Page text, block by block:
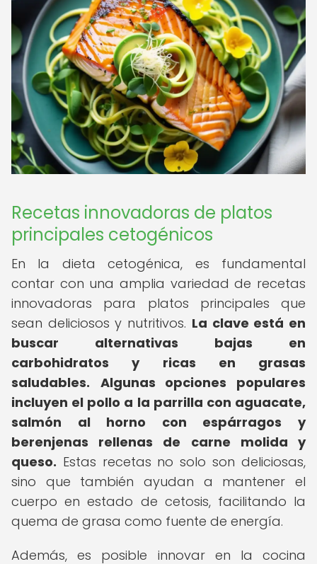
Recetas innovadoras de platos
principales cetogénicos
En la dieta cetogénica, es fundamental
contar con una amplia variedad de recetas
innovadoras para platos principales que
sean deliciosos y nutritivos. La clave está en
buscar alternativas bajas en
carbohidratos y ricas en grasas
saludables.
Algunas opciones populares
incluyen el pollo a la parrilla con aguacate,
salmón al horno con espárragos y
berenjenas rellenas de carne molida y
queso. Estas recetas no solo son deliciosas,
sino que también ayudan a mantener el
cuerpo en estado de cetosis, facilitando la
quema de grasa como fuente de energía.
Además, es posible innovar en la cocina